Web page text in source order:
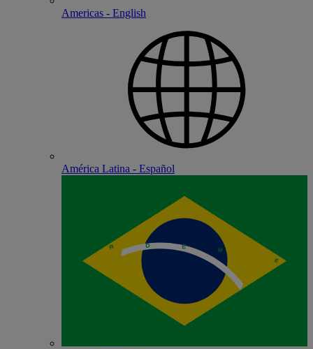
Americas - English
América Latina - Español